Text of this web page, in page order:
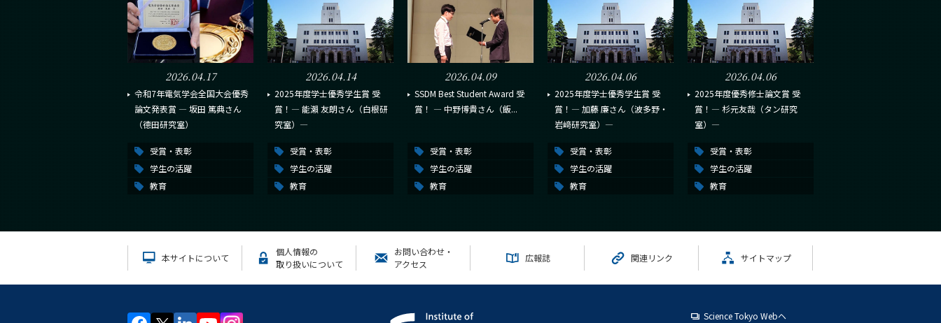
2026.04.17
令和7年電気学会全国大会優秀
論文発表賞 ― 坂田 篤典さん
（德田研究室）
受賞・表彰
学生の活躍
教育
2026.04.14
2025年度学士優秀学生賞 受
賞！― 能瀨 友朗さん（白根研
究室）―
受賞・表彰
学生の活躍
教育
2026.04.09
SSDM Best Student Award 受
賞！ ― 中野博貴さん（飯...
受賞・表彰
学生の活躍
教育
2026.04.06
2025年度学士優秀学生賞 受
賞！― 加藤 廉さん（波多野・
岩﨑研究室）―
受賞・表彰
学生の活躍
教育
2026.04.06
2025年度優秀修士論文賞 受
賞！― 杉元友哉（タン研究
室）―
受賞・表彰
学生の活躍
教育
本サイトについて
個人情報の
取り扱いについて
お問い合わせ・
アクセス
広報誌 関連リンク サイトマップ
Science Tokyo Webヘ